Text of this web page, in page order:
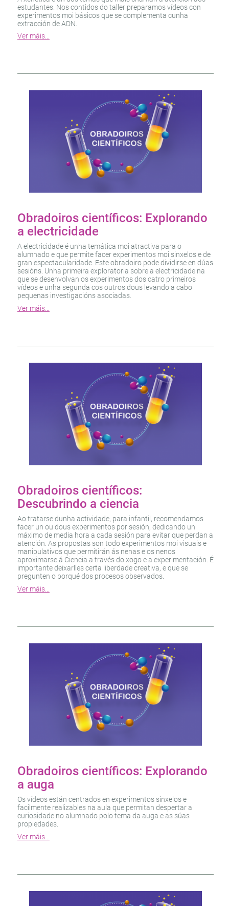
estudantes. Nos contidos do taller preparamos vídeos con
experimentos moi básicos que se complementa cunha
extracción de ADN.
Ver máis…
Obradoiros científicos: Explorando
a electricidade
A electricidade é unha temática moi atractiva para o
alumnado e que permite facer experimentos moi sinxelos e de
gran espectacularidade. Este obradoiro pode dividirse en dúas
sesións. Unha primeira exploratoria sobre a electricidade na
que se desenvolvan os experimentos dos catro primeiros
vídeos e unha segunda cos outros dous levando a cabo
pequenas investigacións asociadas.
Ver máis…
Obradoiros científicos:
Descubrindo a ciencia
Ao tratarse dunha actividade, para infantil, recomendamos
facer un ou dous experimentos por sesión, dedicando un
máximo de media hora a cada sesión para evitar que perdan a
atención. As propostas son todo experimentos moi visuais e
manipulativos que permitirán ás nenas e os nenos
aproximarse á Ciencia a través do xogo e a experimentación. É
importante deixarlles certa liberdade creativa, e que se
pregunten o porqué dos procesos observados.
Ver máis…
Obradoiros científicos: Explorando
a auga
Os vídeos están centrados en experimentos sinxelos e
facilmente realizables na aula que permitan despertar a
curiosidade no alumnado polo tema da auga e as súas
propiedades.
Ver máis…